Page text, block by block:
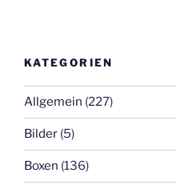
KATEGORIEN
Allgemein (227)
Bilder (5)
Boxen (136)